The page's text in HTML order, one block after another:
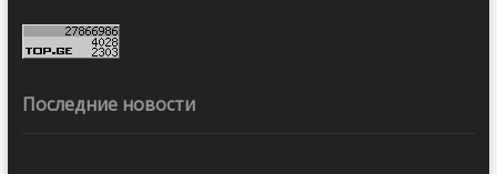
Последние новости